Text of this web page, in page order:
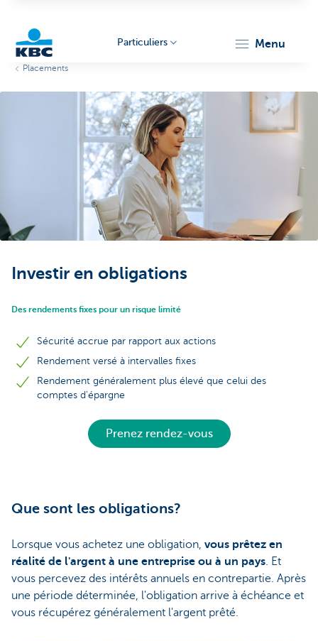
Particuliers menu
Placements
Investir en obligations
Des rendements fixes pour un risque limité
Sécurité accrue par rapport aux actions
Rendement versé à intervalles fixes
Rendement généralement plus élevé que celui des
comptes d'épargne
Prenez rendez-vous
Que sont les obligations?
Lorsque vous achetez une obligation, vous prêtez en
réalité de l'argent à une entreprise ou à un pays. Et
vous percevez des intérêts annuels en contrepartie. Après
une période déterminée, l'obligation arrive à échéance et
vous récupérez généralement l'argent prêté.